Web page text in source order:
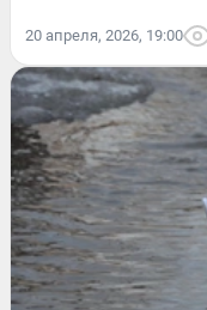
20 апреля, 2026, 19:00